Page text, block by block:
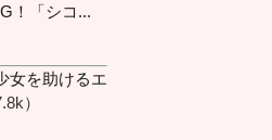
！「シコ...
女を助けるエ
）